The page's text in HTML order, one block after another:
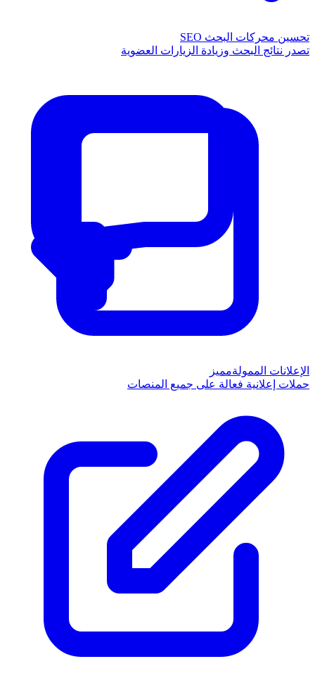
تحسين محركات البحث SEO
تصدر نتائج البحث وزيادة الزيارات العضوية
الإعلانات الممولةمميز
حملات إعلانية فعالة على جميع المنصات